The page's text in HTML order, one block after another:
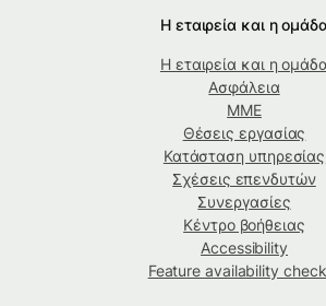
Η εταιρεία και η
Η εταιρεία και η ομάδα
Ασφάλεια
ΜΜΕ
Θέσεις εργασίας
Κατάσταση υπηρεσίας
Σχέσεις επενδυτών
Συνεργασίες
Κέντρο βοήθειας
Accessibility
Feature availability